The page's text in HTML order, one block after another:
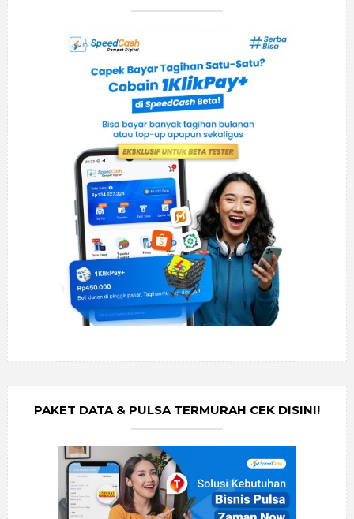
PAKET DATA & PULSA TERMURAH CEK DISINI!